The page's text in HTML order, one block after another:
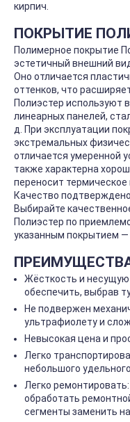
кирпич.
ПОКРЫТИЕ
Полимерное покрытие
эстетичный внешний
Оно отличается
оттенков, что
Полиэстер используют
линеарных панелей,
д. При эксплуатации
экстремальных
отличается умеренной
также характерна
переносит термическое
Качество
Выбирайте
Полиэстер по
указанным покрытием —
Жёсткость и
обеспечить, выбрав
Не подвержен
ультрафиолету и
Невысокая цена и
Легко
небольшого
Легко
обработать
сегменты заменить